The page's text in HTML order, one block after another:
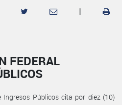
|
FEDERAL
Ingresos Públicos cita por diez (10)